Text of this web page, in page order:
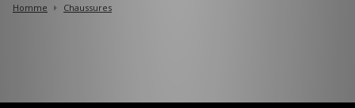
Homme
Chaussures